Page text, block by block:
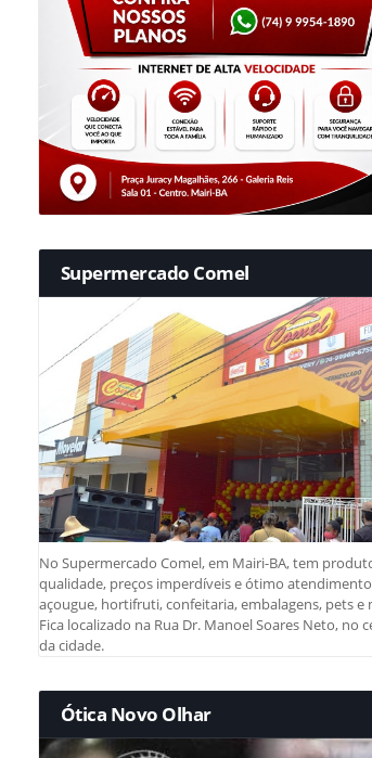
Supermercado Comel
No Supermercado Comel, em Mairi-BA, tem
qualidade, preços imperdíveis e ótimo
açougue, hortifruti, confeitaria, embalagens, pets e
Fica localizado na Rua Dr. Manoel Soares Neto, no
da cidade.
Ótica Novo Olhar